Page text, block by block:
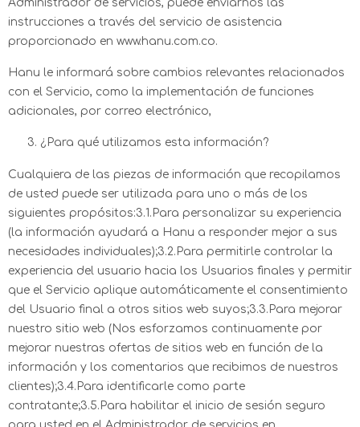
Administrador de servicios, puede enviarnos las
instrucciones a través del servicio de asistencia
proporcionado en www.hanu.com.co.
Hanu le informará sobre cambios relevantes relacionados
con el Servicio, como la implementación de funciones
adicionales, por correo electrónico,
¿Para qué utilizamos esta información?
Cualquiera de las piezas de información que recopilamos
de usted puede ser utilizada para uno o más de los
siguientes propósitos:3.1.Para personalizar su experiencia
(la información ayudará a Hanu a responder mejor a sus
necesidades individuales);3.2.Para permitirle controlar la
experiencia del usuario hacia los Usuarios finales y permitir
que el Servicio aplique automáticamente el consentimiento
del Usuario final a otros sitios web suyos;3.3.Para mejorar
nuestro sitio web (Nos esforzamos continuamente por
mejorar nuestras ofertas de sitios web en función de la
información y los comentarios que recibimos de nuestros
clientes);3.4.Para identificarle como parte
contratante;3.5.Para habilitar el inicio de sesión seguro